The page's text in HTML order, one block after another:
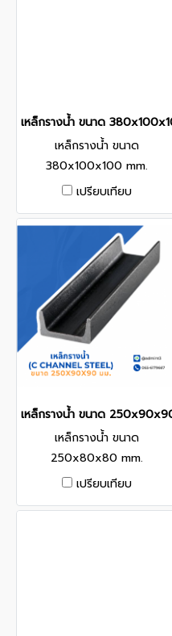
เหล็กรางน้ำ ขนาด
เหล็กรางน้ำ ขนาด
380x100x100 mm.
เปรียบเทียบ
เหล็กรางน้ำ ขนาด
เหล็กรางน้ำ ขนาด
250x80x80 mm.
เปรียบเทียบ